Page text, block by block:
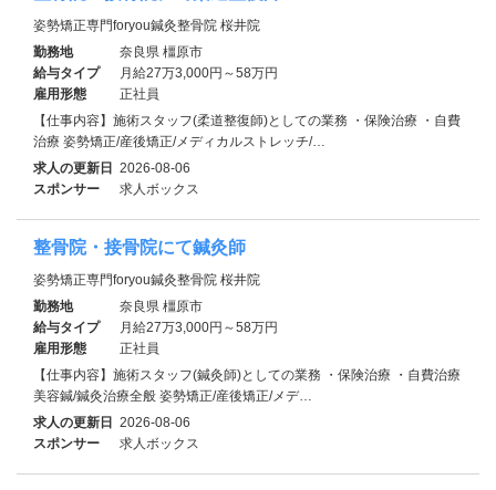
姿勢矯正専門foryou鍼灸整骨院 桜井院
勤務地
奈良県 橿原市
給与タイプ
月給27万3,000円～58万円
雇用形態
正社員
【仕事内容】施術スタッフ(柔道整復師)としての業務 ・保険治療 ・自費
治療 姿勢矯正/産後矯正/メディカルストレッチ/…
求人の更新日 2026-08-06
スポンサー
求人ボックス
整骨院・接骨院にて鍼灸師
姿勢矯正専門foryou鍼灸整骨院 桜井院
勤務地
奈良県 橿原市
給与タイプ
月給27万3,000円～58万円
雇用形態
正社員
【仕事内容】施術スタッフ(鍼灸師)としての業務 ・保険治療 ・自費治療
美容鍼/鍼灸治療全般 姿勢矯正/産後矯正/メデ…
求人の更新日 2026-08-06
スポンサー
求人ボックス